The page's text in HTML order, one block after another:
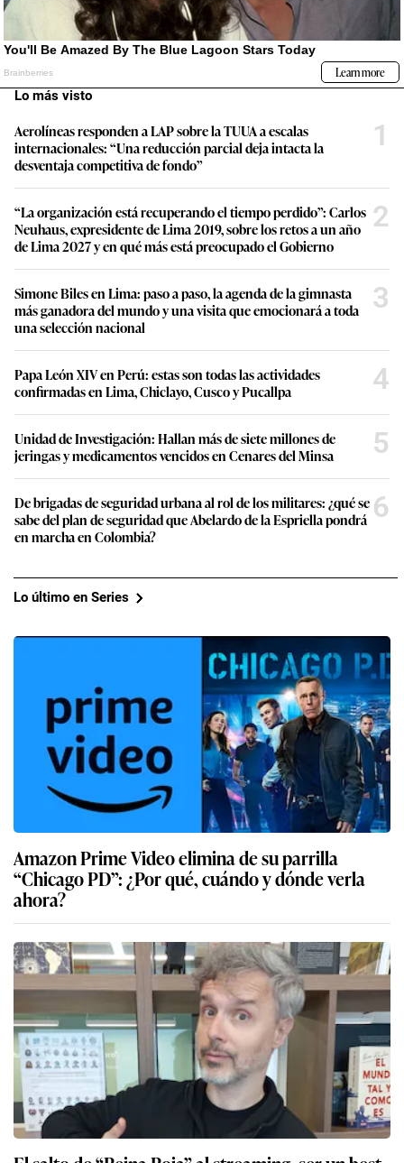
Lo más visto
Aerolíneas responden a LAP sobre la TUUA a escalas
internacionales: “Una reducción parcial deja intacta la
desventaja competitiva de fondo”
1
“La organización está recuperando el tiempo perdido”: Carlos
Neuhaus, expresidente de Lima 2019, sobre los retos a un año
de Lima 2027 y en qué más está preocupado el Gobierno
2
Simone Biles en Lima: paso a paso, la agenda de la gimnasta
más ganadora del mundo y una visita que emocionará a toda
una selección nacional
3
Papa León XIV en Perú: estas son todas las actividades
confirmadas en Lima, Chiclayo, Cusco y Pucallpa
4
Unidad de Investigación: Hallan más de siete millones de
jeringas y medicamentos vencidos en Cenares del Minsa
5
De brigadas de seguridad urbana al rol de los militares: ¿qué se
sabe del plan de seguridad que Abelardo de la Espriella pondrá
en marcha en Colombia?
6
Lo último en Series
Amazon Prime Video elimina de su parrilla
“Chicago PD”: ¿Por qué, cuándo y dónde verla
ahora?